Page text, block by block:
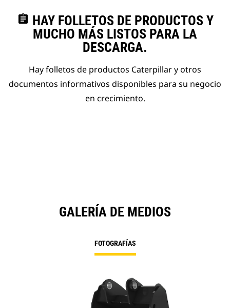
assignment HAY FOLLETOS DE PRODUCTOS Y
MUCHO MÁS LISTOS PARA LA
DESCARGA.
Hay folletos de productos Caterpillar y otros
documentos informativos disponibles para su negocio
en crecimiento.
GALERÍA DE MEDIOS
FOTOGRAFÍAS